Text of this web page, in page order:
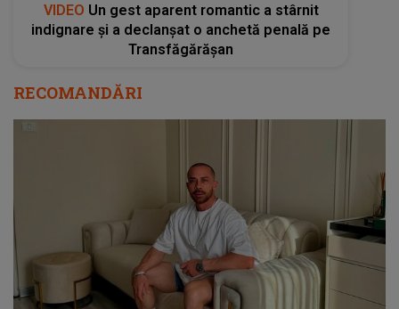
VIDEO Un gest aparent romantic a stârnit
indignare și a declanșat o anchetă penală pe
Transfăgărășan
RECOMANDĂRI